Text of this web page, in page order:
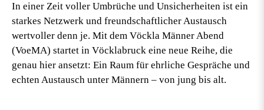
In einer Zeit voller Umbrüche und Unsicherheiten ist ein
starkes Netzwerk und freundschaftlicher Austausch
wertvoller denn je. Mit dem Vöckla Männer Abend
(VoeMA) startet in Vöcklabruck eine neue Reihe, die
genau hier ansetzt: Ein Raum für ehrliche Gespräche und
echten Austausch unter Männern – von jung bis alt.